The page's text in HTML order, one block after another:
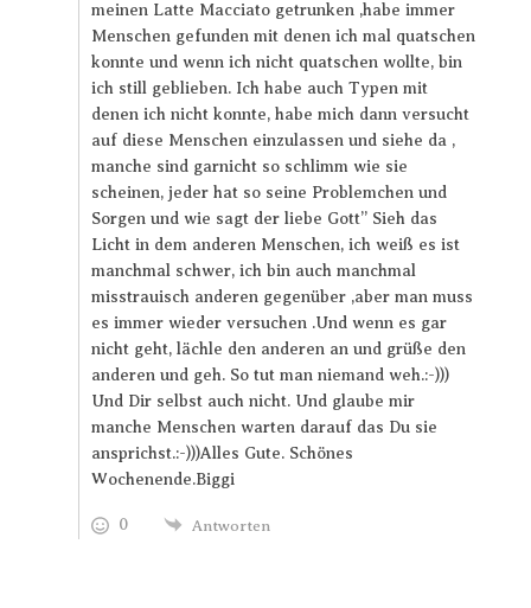
meinen Latte Macciato getrunken ,habe immer
Menschen gefunden mit denen ich mal quatschen
konnte und wenn ich nicht quatschen wollte, bin
ich still geblieben. Ich habe auch Typen mit
denen ich nicht konnte, habe mich dann versucht
auf diese Menschen einzulassen und siehe da ,
manche sind garnicht so schlimm wie sie
scheinen, jeder hat so seine Problemchen und
Sorgen und wie sagt der liebe Gott” Sieh das
Licht in dem anderen Menschen, ich weiß es ist
manchmal schwer, ich bin auch manchmal
misstrauisch anderen gegenüber ,aber man muss
es immer wieder versuchen .Und wenn es gar
nicht geht, lächle den anderen an und grüße den
anderen und geh. So tut man niemand weh.:-)))
Und Dir selbst auch nicht. Und glaube mir
manche Menschen warten darauf das Du sie
ansprichst.:-)))Alles Gute. Schönes
Wochenende.Biggi
0 Antworten